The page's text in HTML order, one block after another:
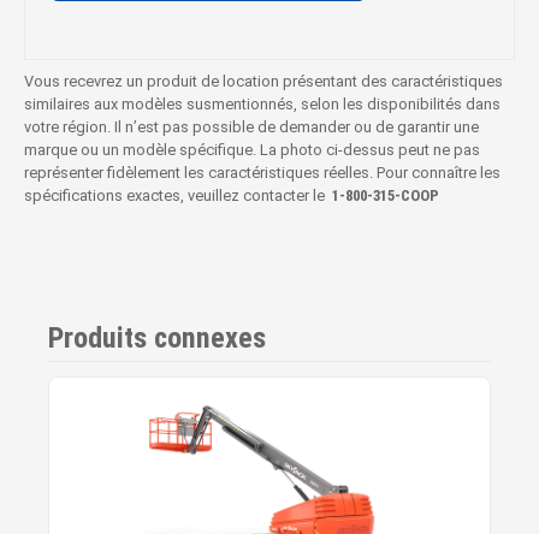
Vous recevrez un produit de location présentant des caractéristiques
similaires aux modèles susmentionnés, selon les disponibilités dans
votre région. Il n’est pas possible de demander ou de garantir une
marque ou un modèle spécifique. La photo ci-dessus peut ne pas
représenter fidèlement les caractéristiques réelles. Pour connaître les
spécifications exactes, veuillez contacter le 1‑800‑315‑COOP
Produits connexes